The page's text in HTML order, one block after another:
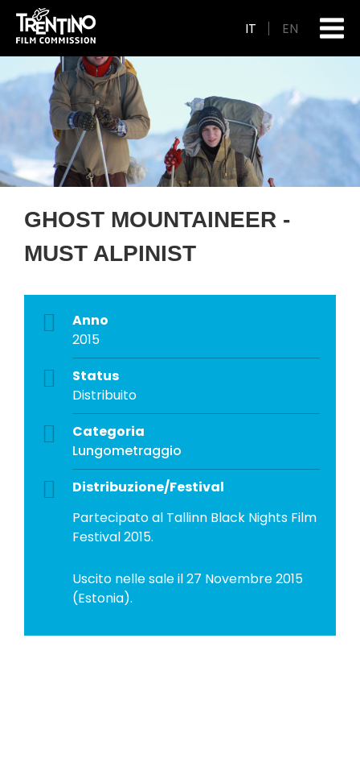
IT EN
GHOST MOUNTAINEER -
MUST ALPINIST
Anno
2015
Status
Distribuito
Categoria
Lungometraggio
Distribuzione/Festival
Partecipato al Tallinn Black Nights Film
Festival 2015.
Uscito nelle sale il 27 Novembre 2015
(Estonia).